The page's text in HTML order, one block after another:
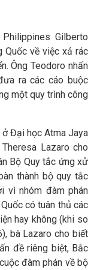
Gilberto
Quốc về việc xả rác
Ông Teodoro nhấn
ra các cáo buộc
một quy trình công
Đại học Atma Jaya
Lazaro cho
Bộ Quy tắc ứng xử
thành bộ quy tắc
vì nhóm đàm phán
có tuân thủ các
hay không (khi so
bà Lazaro cho biết
đề riêng biệt, Bắc
đàm phán về bộ